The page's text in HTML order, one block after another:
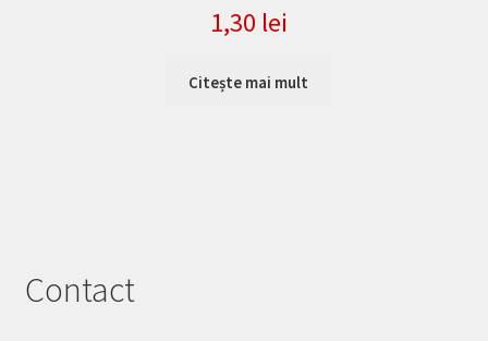
1,30 lei
Citește mai mult
Contact